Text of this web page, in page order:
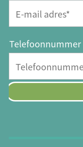
Telefoonnummer